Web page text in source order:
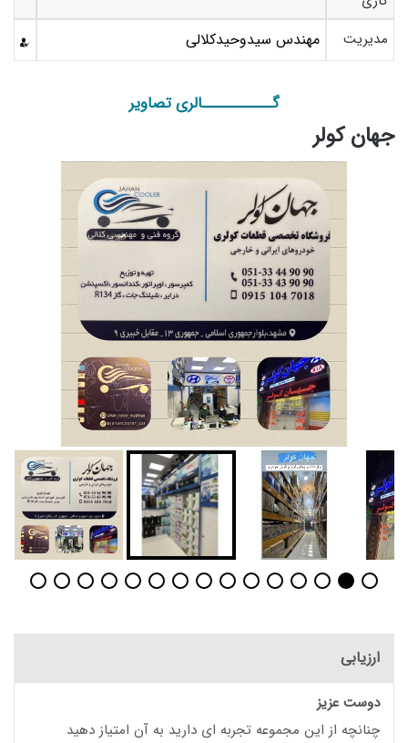
مدیریت مهندس سیدوحیدکلالی
گـــــــــــالری تصاویر
جهان کولر
ارزیابی
دوست عزیز
چنانچه از این مجموعه تجربه ای دارید به آن امتیاز دهید